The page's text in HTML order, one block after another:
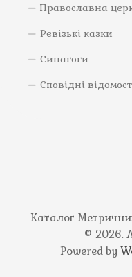
Православна
Ревізькі казки
Синагоги
Сповідні
Каталог
© 2026.
Powered by